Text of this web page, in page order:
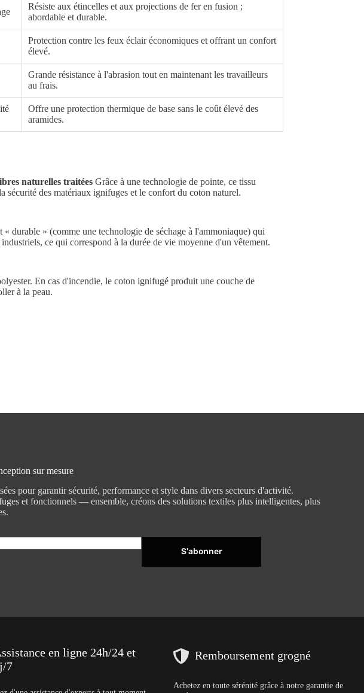
Résiste aux étincelles et aux projections de fer en fusion ;
abordable et durable.
Protection contre les feux éclair économiques et offrant un confort
élevé.
Grande résistance à l'abrasion tout en maintenant les travailleurs
au frais.
Offre une protection thermique de base sans le coût élevé des
aramides.
naturelles traitées Grâce à une technologie de pointe, ce tissu
des matériaux ignifuges et le confort du coton naturel.
durable » (comme une technologie de séchage à l'ammoniaque) qui
ce qui correspond à la durée de vie moyenne d'un vêtement.
En cas d'incendie, le coton ignifugé produit une couche de
à la peau.
sur mesure
pour garantir sécurité, performance et style dans divers secteurs d'activité.
et fonctionnels — ensemble, créons des solutions textiles plus intelligentes, plus
S'abonner
en ligne 24h/24 et
7
Remboursement grogné
Achetez en toute sérénité grâce à notre garantie de